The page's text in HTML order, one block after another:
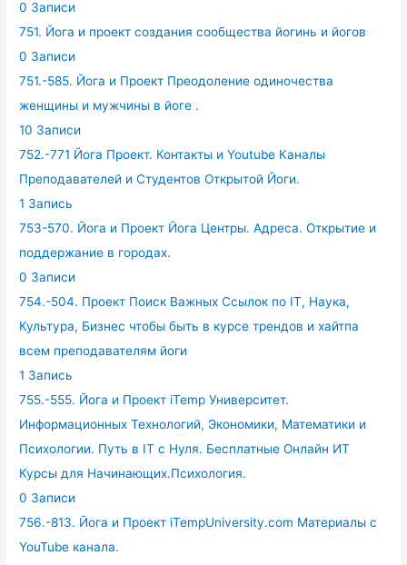
0 Записи
751. Йога и проект создания сообщества йогинь и йогов
0 Записи
751.-585. Йога и Проект Преодоление одиночества
женщины и мужчины в йоге .
10 Записи
752.-771 Йога Проект. Контакты и Youtube Каналы
Преподавателей и Студентов Открытой Йоги.
1 Запись
753-570. Йога и Проект Йога Центры. Адреса. Открытие и
поддержание в городах.
0 Записи
754.-504. Проект Поиск Важных Ссылок по IT, Наука,
Культура, Бизнес чтобы быть в курсе трендов и хайтпа
всем преподавателям йоги
1 Запись
755.-555. Йога и Проект iTemp Университет.
Информационных Технологий, Экономики, Математики и
Психологии. Путь в IT с Нуля. Бесплатные Онлайн ИТ
Курсы для Начинающих.Психология.
0 Записи
756.-813. Йога и Проект iTempUniversity.com Материалы с
YouTube канала.